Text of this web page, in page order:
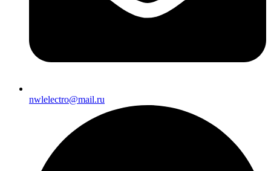
nwlelectro@mail.ru